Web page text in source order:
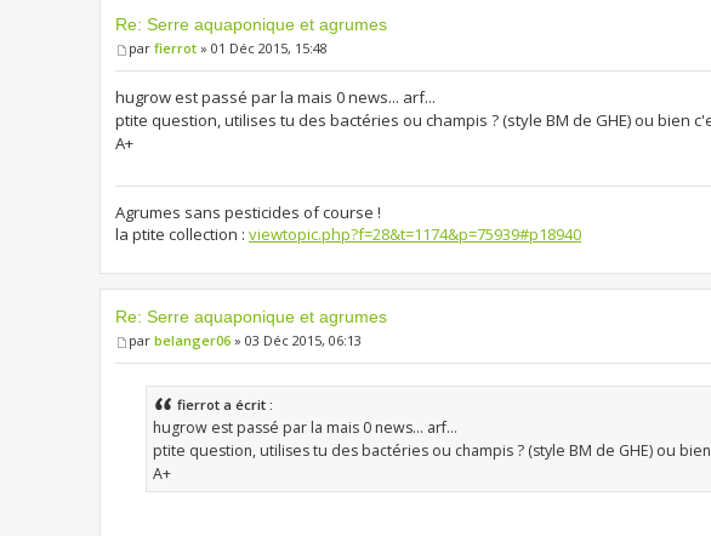
Re: Serre aquaponique et agrumes
par fierrot » 01 Déc 2015, 15:48
hugrow est passé par la mais 0 news... arf...
ptite question, utilises tu des bactéries ou champis ? (style BM de GHE) ou bien
A+
Agrumes sans pesticides of course !
la ptite collection : viewtopic.php?f=28&t=1174&p=75939#p18940
Re: Serre aquaponique et agrumes
par belanger06 » 03 Déc 2015, 06:13
fierrot a écrit :
hugrow est passé par la mais 0 news... arf...
ptite question, utilises tu des bactéries ou champis ? (style BM de GHE) ou
A+